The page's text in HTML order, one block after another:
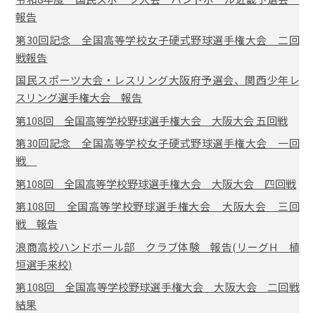
報告
第30回記念 全国高等学校女子硬式野球選手権大会 二回
戦報告
国民スポーツ大会・レスリング大阪府予選会、関西少年レ
スリング選手権大会 報告
第108回 全国高等学校野球選手権大会 大阪大会 五回戦
第30回記念 全国高等学校女子硬式野球選手権大会 一回
戦
第108回 全国高等学校野球選手権大会 大阪大会 四回戦
第108回 全国高等学校野球選手権大会 大阪大会 三回
戦 報告
浪商高校ハンドボール部 クラブ体験 報告(リーグH 植
垣選手来校)
第108回 全国高等学校野球選手権大会 大阪大会 二回戦
結果